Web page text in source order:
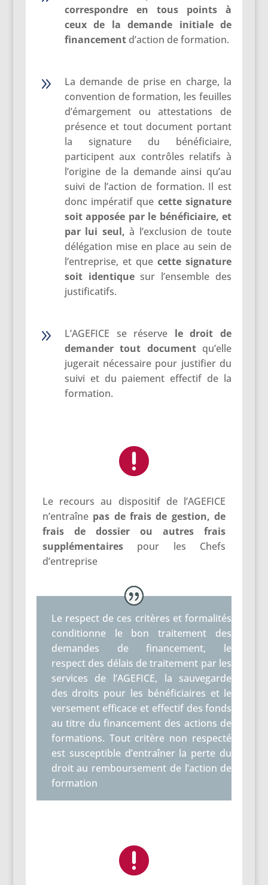
correspondre en tous points à
ceux de la demande initiale de
financement d’action de formation.
9
La demande de prise en charge, la
convention de formation, les feuilles
d’émargement ou attestations de
présence et tout document portant
la signature du bénéficiaire,
participent aux contrôles relatifs à
l’origine de la demande ainsi qu’au
suivi de l’action de formation. Il est
donc impératif que cette signature
soit apposée par le bénéficiaire, et
par lui seul,à l’exclusion de toute
délégation mise en place au sein de
l’entreprise, et que cette signature
soit identiquesur l’ensemble des
justificatifs.
9 L’AGEFICE se réserve le droit de
demander tout document qu’elle
jugerait nécessaire pour justifier du
suivi et du paiement effectif de la
formation.

Le recours au dispositif de l’AGEFICE
n’entraîne pas de frais de gestion, de
frais de dossier ou autres frais
supplémentairespour les Chefs
d’entreprise
Le respect de ces critères et formalités
conditionne le bon traitement des
demandes de financement, le
respect des délais de traitement par les
services de l’AGEFICE, la sauvegarde
des droits pour les bénéficiaires et le
versement efficace et effectif des fonds
au titre du financement des actions de
formations. Tout critère non respecté
est susceptible d’entraîner la perte du
droit au remboursement de l’action de
formation
